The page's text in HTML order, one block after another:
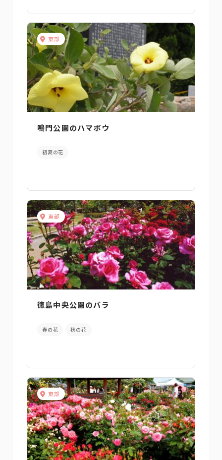
東部
鳴門公園のハマボウ
初夏の花
東部
徳島中央公園のバラ
春の花 秋の花
東部